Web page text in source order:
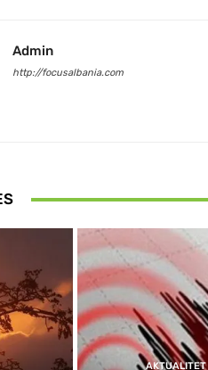
Admin
http://focusalbania.com
AKTUALITET